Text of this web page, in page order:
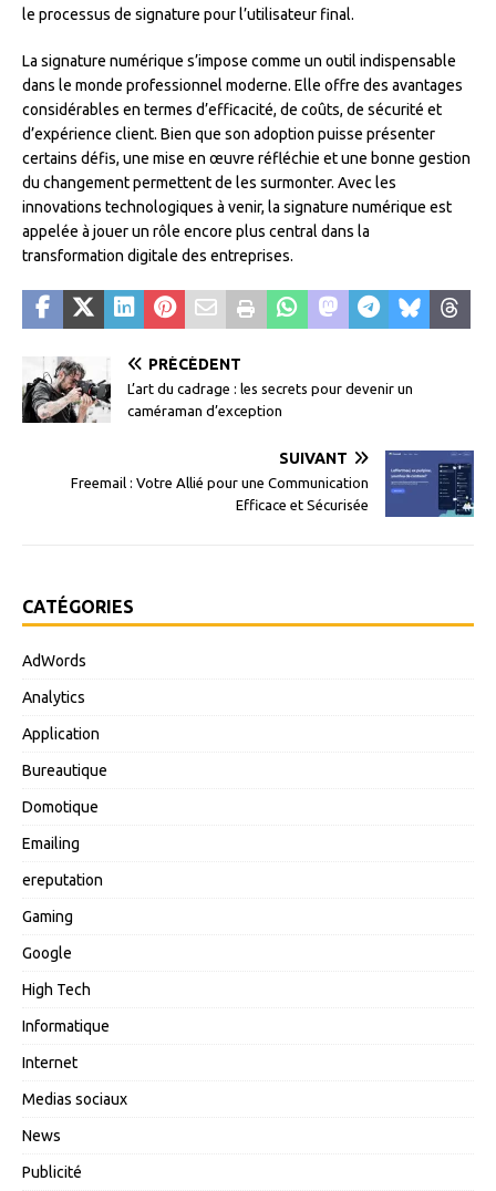
le processus de signature pour l’utilisateur final.
La signature numérique s’impose comme un outil indispensable
dans le monde professionnel moderne. Elle offre des avantages
considérables en termes d’efficacité, de coûts, de sécurité et
d’expérience client. Bien que son adoption puisse présenter
certains défis, une mise en œuvre réfléchie et une bonne gestion
du changement permettent de les surmonter. Avec les
innovations technologiques à venir, la signature numérique est
appelée à jouer un rôle encore plus central dans la
transformation digitale des entreprises.
PRÉCÉDENT
L’art du cadrage : les secrets pour devenir un
caméraman d’exception
SUIVANT
Freemail : Votre Allié pour une Communication
Efficace et Sécurisée
CATÉGORIES
AdWords
Analytics
Application
Bureautique
Domotique
Emailing
ereputation
Gaming
Google
High Tech
Informatique
Internet
Medias sociaux
News
Publicité